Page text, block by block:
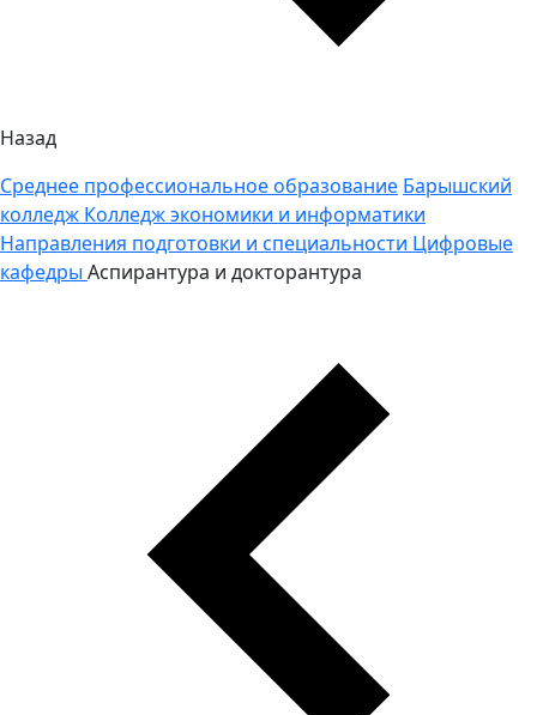
Назад
Среднее профессиональное образование Барышский
колледж Колледж экономики и информатики
Направления подготовки и специальности Цифровые
кафедры Аспирантура и докторантура